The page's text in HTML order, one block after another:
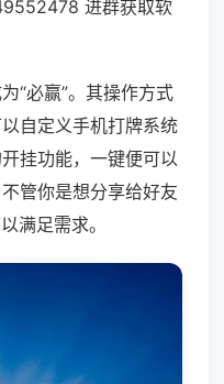
进群获取软
“必赢”。其操作方式
自定义手机打牌系统
挂功能，一键便可以
管你是想分享给好友
满足需求。